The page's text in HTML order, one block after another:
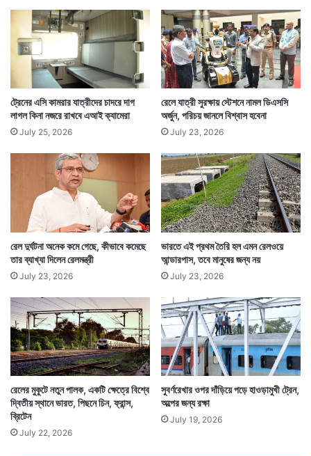
রেলের খতিয়ান বলছে ৮৮ শতাংশ যাত্রী অনলাইনে টিকিট কাটেন
এখন। তার সঙ্গে সামঞ্জস্য রেখে রিজার্ভেশন পদ্ধতির খোলনলচে
বদলে তাকে আধুনিক রূপ দেওয়ার দরকারও ছিল। সেটাই করতে
Tags Indian Railways
ট্রেনের এসি কামরার যাত্রীদের চাদরে দাগ
লাগল কিনা নজরে রাখবে এআই ক্যামেরা
July 25, 2026
রেলে যাত্রী সুরক্ষায় স্টেশনে নামল ডিএসসি
অর্জুন, পরিচয় জানলে বিশ্বাস হবেনা
July 23, 2026
রেল দুর্ঘটনা অনেক কমে গেছে, কীভাবে কমেছে
তার ব্যাখ্যা দিলেন রেলমন্ত্রী
July 23, 2026
ভারতে এই প্রথম তৈরি হল এমন রেলওয়ে
আন্ডারপাস, তবে মানুষের জন্য নয়
July 23, 2026
রেলের মুকুটে নতুন পালক, একটি ক্ষেত্রে বিশ্বে
দ্বিতীয় স্থানে ভারত, পিছনে চিন, ফ্রান্স,
ব্রিটেন
July 22, 2026
সুবর্ণরেখার ওপর দাঁড়িয়ে পড়ে হাওড়ামুখী ট্রেন,
অল্পের জন্য রক্ষা
July 19, 2026